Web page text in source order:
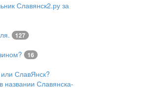
Славянск2.ру за
127
16
СлавЯнск?
названии Славянска-